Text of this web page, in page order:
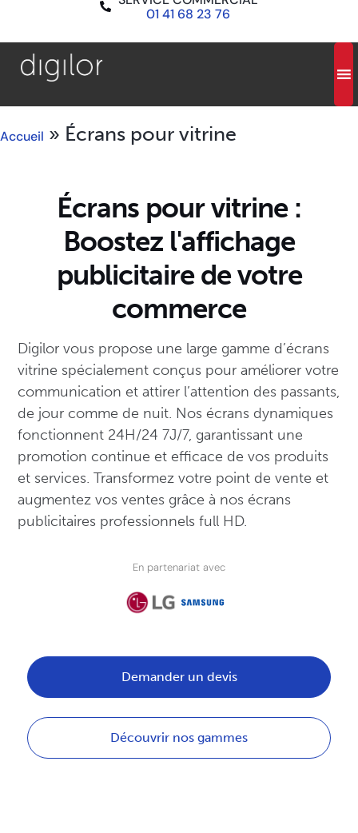
01 41 68 23 76
Accueil » Écrans pour vitrine
Écrans pour vitrine :
Boostez l'affichage
publicitaire de votre
commerce
Digilor vous propose une large gamme d’écrans
vitrine spécialement conçus pour améliorer votre
communication et attirer l’attention des passants,
de jour comme de nuit. Nos écrans dynamiques
fonctionnent 24H/24 7J/7, garantissant une
promotion continue et efficace de vos produits
et services. Transformez votre point de vente et
augmentez vos ventes grâce à nos écrans
publicitaires professionnels full HD.
En partenariat avec
Demander un devis
Découvrir nos gammes